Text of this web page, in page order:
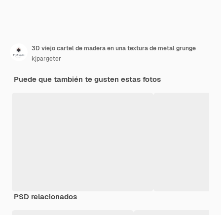
3D viejo cartel de madera en una textura de metal grunge
kjpargeter
Puede que también te gusten estas fotos
PSD relacionados